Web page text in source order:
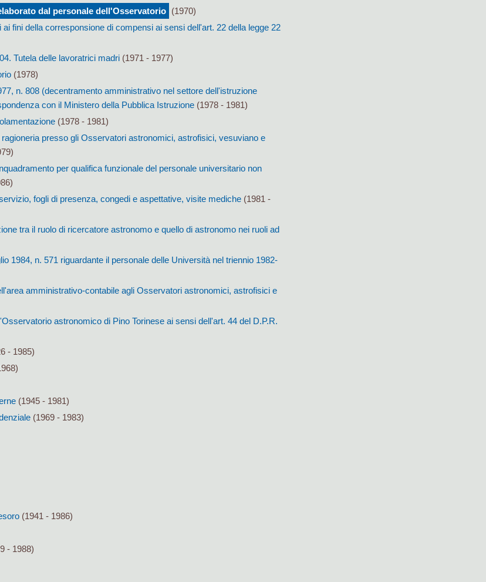
dal personale dell'Osservatorio
(1970)
fini della corresponsione di compensi ai sensi dell'art. 22 della legge 22
Tutela delle lavoratrici madri(1971 - 1977)
(1978)
n. 808 (decentramento amministrativo nel settore dell'istruzione
con il Ministero della Pubblica Istruzione(1978 - 1981)
(1978 - 1981)
presso gli Osservatori astronomici, astrofisici, vesuviano e
per qualifica funzionale del personale universitario non
fogli di presenza, congedi e aspettative, visite mediche(1981 -
tra il ruolo di ricercatore astronomo e quello di astronomo nei ruoli ad
1984, n. 571 riguardante il personale delle Università nel triennio 1982-
amministrativo-contabile agli Osservatori astronomici, astrofisici e
astronomico di Pino Torinese ai sensi dell'art. 44 del D.P.R.
- 1985)
(1945 - 1981)
(1969 - 1983)
(1941 - 1986)
- 1988)